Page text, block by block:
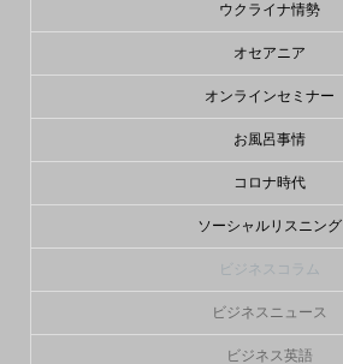
ウクライナ情勢
オセアニア
オンラインセミナー
お風呂事情
コロナ時代
ソーシャルリスニング
ビジネスコラム
ビジネスニュース
ビジネス英語